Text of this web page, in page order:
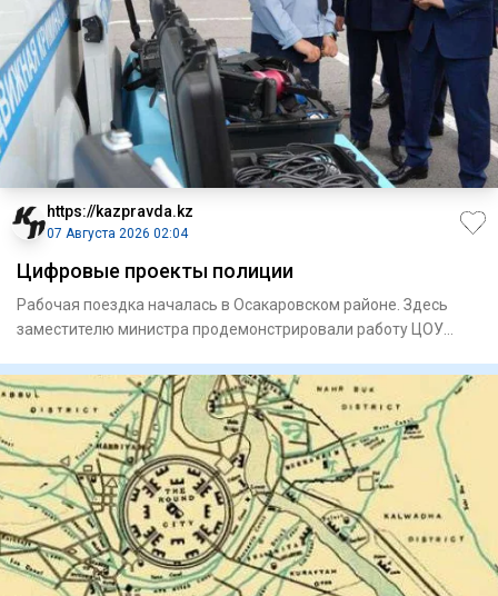
https://kazpravda.kz
07 Августа 2026 02:04
Цифровые проекты полиции
Рабочая поездка началась в Осакаровском районе. Здесь
замес­тителю министра продемонстрировали работу ЦОУ